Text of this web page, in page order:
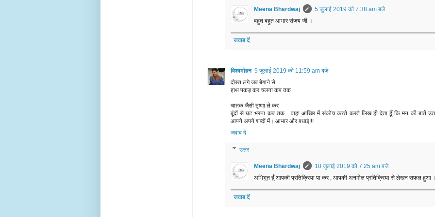
Meena Bhardwaj
5 जुलाई 2019 को 7:38 am बजे
बहुत बहुत आभार संजय जी ।
जवाब दें
विश्वमोहन 9 जुलाई 2019 को 11:59 am बजे
दोस्त लगे जब बेगाने से
हाथ पकड़ कर चलना कब तक
चातक जैसी तृष्णा ले कर
बूंदों से घट भरना कब तक... वाह! आखिर में संकोच करते करते लिख ही देता हूँ कि मन की बातें
आपने अपने शब्दों में। आभार और बधाई!!!
जवाब दें
उत्तर
Meena Bhardwaj
10 जुलाई 2019 को 7:25 am बजे
अभिभूत हूँ आपकी प्रतिक्रिया पा कर , आपकी अनमोल प्रतिक्रिया से लेखन सफल हुआ ।
जवाब दें